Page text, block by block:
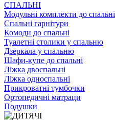
СПАЛЬНІ
Модульні комплекти до спальні
Спальні гарнітури
Комоди до спальні
Туалетні столики у спальню
Дзеркала у спальню
Шафи-купе до спальні
Ліжка двоспальні
Ліжка односпальні
Прикроватні тумбочки
Ортопедичні матраци
Подушки